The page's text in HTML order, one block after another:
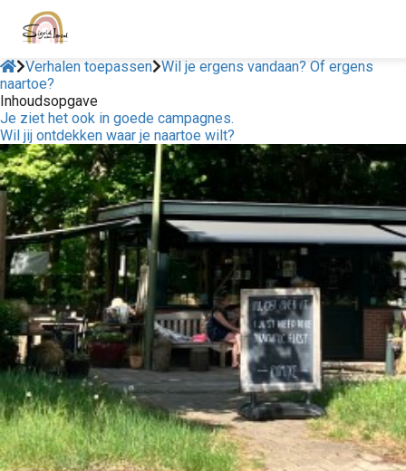
Verhalen toepassen Wil je ergens vandaan? Of ergens
naartoe?
Inhoudsopgave
Je ziet het ook in goede campagnes.
Wil jij ontdekken waar je naartoe wilt?